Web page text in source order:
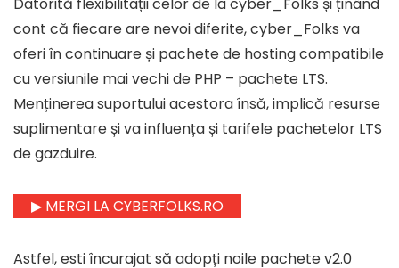
cont că fiecare are nevoi diferite, cyber_Folks va
oferi în continuare și pachete de hosting compatibile
cu versiunile mai vechi de PHP – pachete LTS.
Menținerea suportului acestora însă, implică resurse
suplimentare și va influența și tarifele pachetelor LTS
de gazduire.
▶ MERGI LA CYBERFOLKS.RO
Astfel, esti încurajat să adopți noile pachete v2.0